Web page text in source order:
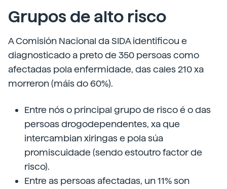
Grupos de alto risco
A Comisión Nacional da SIDA identificou e
diagnosticado a preto de 350 persoas como
afectadas pola enfermidade, das cales 210 xa
morreron (máis do 60%).
Entre nós o principal grupo de risco é o das
persoas drogodependentes, xa que
intercambian xiringas e pola súa
promiscuidade (sendo estoutro factor de
risco).
Entre as persoas afectadas, un 11% son